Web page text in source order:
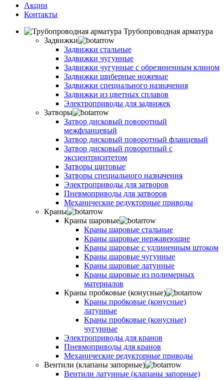
Акции
Контакты
Трубопроводная арматура
Задвижки
Задвижки стальные
Задвижки чугунные
Задвижки чугунные с обрезиненным клином
Задвижки шиберные ножевые
Задвижки специального назначения
Задвижки из цветных сплавов
Электроприводы для задвижек
Затворы
Затвор дисковый поворотный
межфланцевый
Затвор дисковый поворотный фланцевый
Затвор дисковый поворотный с
эксцентриситетом
Затворы щитовые
Затворы специального назначения
Электроприводы для затворов
Пневмоприводы для затворов
Механические редукторные приводы
Краны
Краны шаровые
Краны шаровые стальные
Краны шаровые нержавеющие
Краны шаровые с удлиненным штоком
Краны шаровые чугунные
Краны шаровые латунные
Краны шаровые из полимерных
материалов
Краны пробковые (конусные)
Краны пробковые (конусные)
латунные
Краны пробковые (конусные)
чугунные
Электроприводы для кранов
Пневмоприводы для кранов
Механические редукторные приводы
Вентили (клапаны запорные)
Вентили латунные (клапаны запорные)